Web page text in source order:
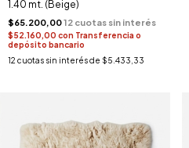
1.40 mt. (Beige)
$65.200,00
$52.160,00 con Transferencia o
depósito bancario
12 cuotas sin interés de $5.433,33